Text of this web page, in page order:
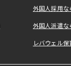
外国人採用
外国人派遣な
レバウェル